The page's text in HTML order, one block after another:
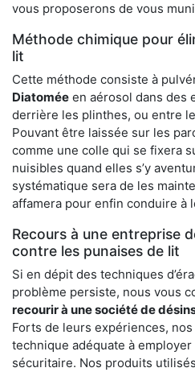
vous proposerons de vous
Méthode chimique pour
lit
Cette méthode consiste à
Diatomée en aérosol dans des
derrière les plinthes, ou entre
Pouvant être laissée sur les
comme une colle qui se fixera
nuisibles quand elles s’y
systématique sera de les
affamera pour enfin conduire à
Recours à une entreprise
contre les punaises de lit
Si en dépit des techniques
problème persiste, nous vous
recourir à une société de
Forts de leurs expériences,
technique adéquate à
sécuritaire. Nos produits